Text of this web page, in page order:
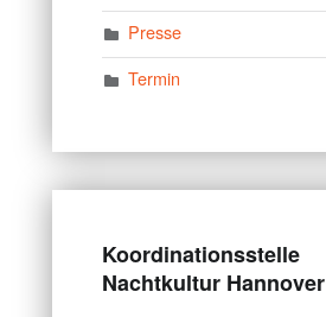
Presse
Termin
Koordinationsstelle
Nachtkultur Hannover